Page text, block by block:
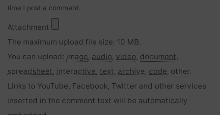
time I post a comment.
Attachment
The maximum upload file size: 10 MB.
You can upload: image, audio, video, document,
spreadsheet, interactive, text, archive, code, other.
Links to YouTube, Facebook, Twitter and other services
inserted in the comment text will be automatically